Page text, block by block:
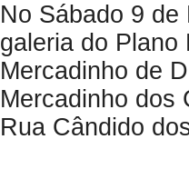
No Sábado 9 de
galeria do Plano
Mercadinho de
Mercadinho dos
Rua Cândido